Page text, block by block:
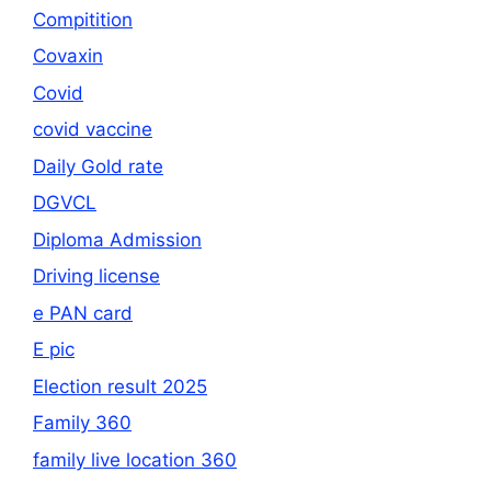
Compitition
Covaxin
Covid
covid vaccine
Daily Gold rate
DGVCL
Diploma Admission
Driving license
e PAN card
E pic
Election result 2025
Family 360
family live location 360